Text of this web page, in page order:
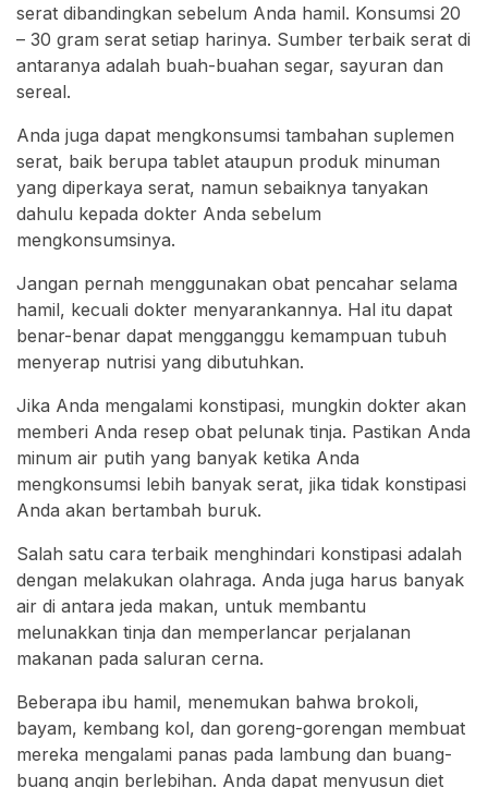
serat dibandingkan sebelum Anda hamil. Konsumsi 20
– 30 gram serat setiap harinya. Sumber terbaik serat di
antaranya adalah buah-buahan segar, sayuran dan
sereal.
Anda juga dapat mengkonsumsi tambahan suplemen
serat, baik berupa tablet ataupun produk minuman
yang diperkaya serat, namun sebaiknya tanyakan
dahulu kepada dokter Anda sebelum
mengkonsumsinya.
Jangan pernah menggunakan obat pencahar selama
hamil, kecuali dokter menyarankannya. Hal itu dapat
benar-benar dapat mengganggu kemampuan tubuh
menyerap nutrisi yang dibutuhkan.
Jika Anda mengalami konstipasi, mungkin dokter akan
memberi Anda resep obat pelunak tinja. Pastikan Anda
minum air putih yang banyak ketika Anda
mengkonsumsi lebih banyak serat, jika tidak konstipasi
Anda akan bertambah buruk.
Salah satu cara terbaik menghindari konstipasi adalah
dengan melakukan olahraga. Anda juga harus banyak
air di antara jeda makan, untuk membantu
melunakkan tinja dan memperlancar perjalanan
makanan pada saluran cerna.
Beberapa ibu hamil, menemukan bahwa brokoli,
bayam, kembang kol, dan goreng-gorengan membuat
mereka mengalami panas pada lambung dan buang-
buang angin berlebihan. Anda dapat menyusun diet